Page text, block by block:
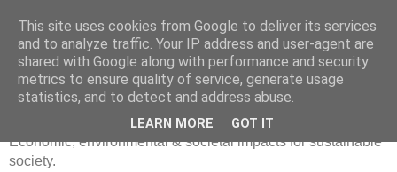
ENERGIATYHMYRIT
Economic, environmental & societal impacts for sustainable
society.
This site uses cookies from Google to deliver its services
and to analyze traffic. Your IP address and user-agent are
shared with Google along with performance and security
metrics to ensure quality of service, generate usage
statistics, and to detect and address abuse.
LEARN MORE GOT IT